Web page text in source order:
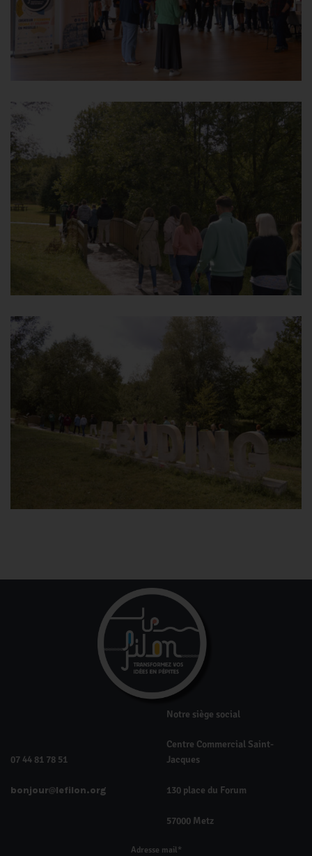
07 44 81 78 51
bonjour lefilon.org
Notre siège social
Centre Commercial Saint-
Jacques
130 place du Forum
57000 Metz
Adresse mail*